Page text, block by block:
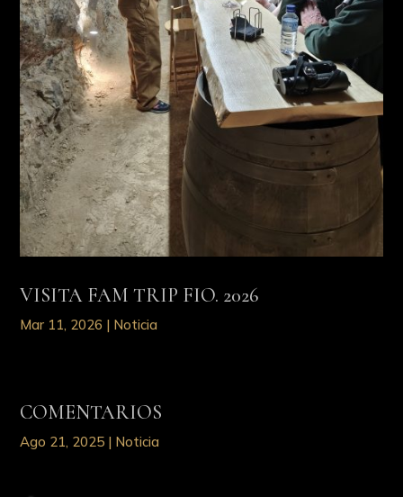
VISITA FAM TRIP FIO. 2026
Mar 11, 2026 | Noticia
COMENTARIOS
Ago 21, 2025 | Noticia